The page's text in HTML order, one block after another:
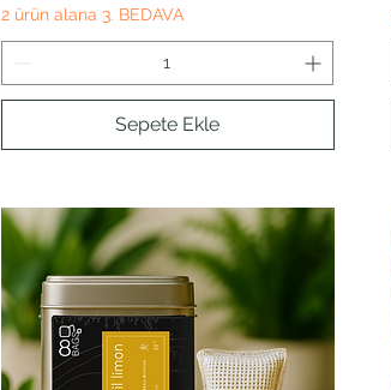
2 ürün alana 3. BEDAVA
Sepete Ekle